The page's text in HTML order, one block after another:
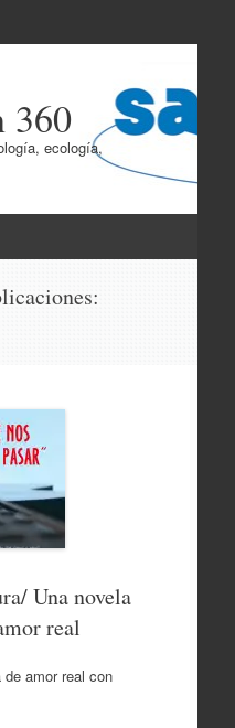
360
ecología,
Una novela
real
amor real con